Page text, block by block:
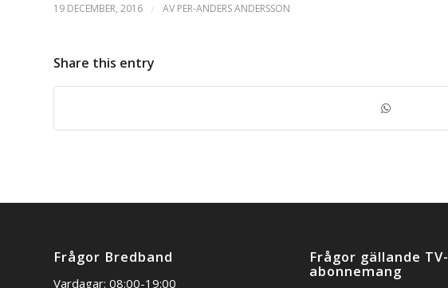
19 DECEMBER, 2016 / AV PER-ANDERS ANDERSSON
Share this entry
Frågor Bredband
Vardagar: 08:00-19:00
Frågor gällande TV-
abonnemang